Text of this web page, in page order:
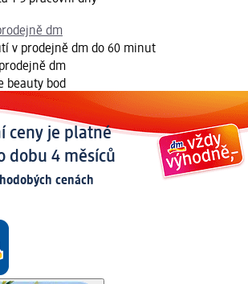
dm
v prodejně dm do 60 minut
dm
beauty bod
ceny je platné
dobu 4 měsíců
cenách